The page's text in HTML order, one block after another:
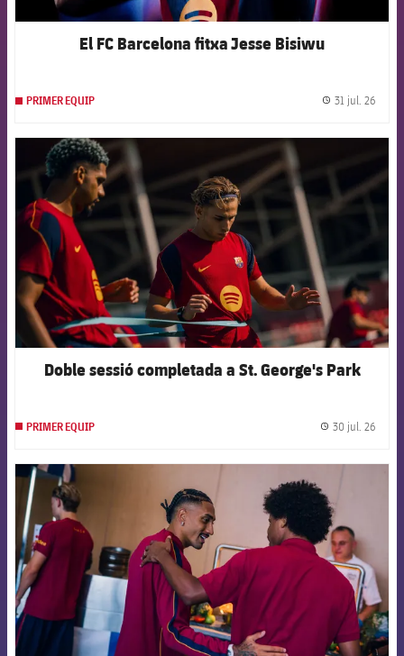
El FC Barcelona fitxa Jesse Bisiwu
PRIMER EQUIP 31 jul. 26
FCB Barcelona badge
Doble sessió completada a St. George's Park
PRIMER EQUIP 30 jul. 26